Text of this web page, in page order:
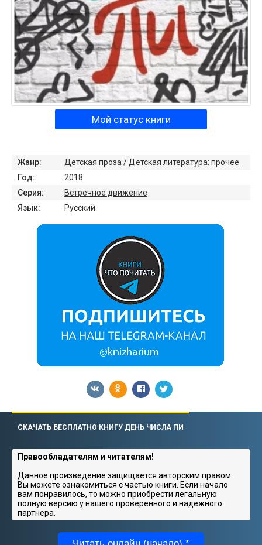
Мой статус книги
Жанр: Детская проза / Детская литература: прочее
Год:
2018
Серия:
Встречное движение
Язык:
Русский
СКАЧАТЬ БЕСПЛАТНО КНИГУ ДЕНЬ ЧИСЛА ПИ
Правообладателям и читателям!
Данное произведение защищается авторским правом.
Вы можете ознакомиться с частью книги. Если начало
вам понравилось, то можно приобрести легальную
полную версию у нашего проверенного и надежного
партнера.